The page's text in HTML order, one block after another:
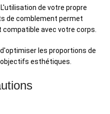
de votre propre
de comblement permet
avec votre corps.
les proportions de
esthétiques.